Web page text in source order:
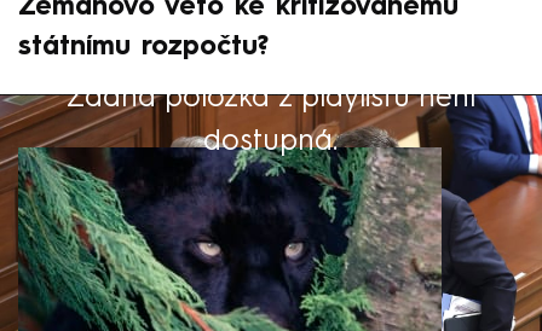
Zemanovo veto ke kritizovanému
státnímu rozpočtu?
Žádná položka z playlistu není
dostupná.
Výběr redakce